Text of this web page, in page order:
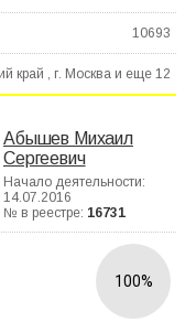
10693
край , г. Москва и еще 12
Абышев Михаил
Сергеевич
Начало деятельности:
14.07.2016
№ в реестре: 16731
100%